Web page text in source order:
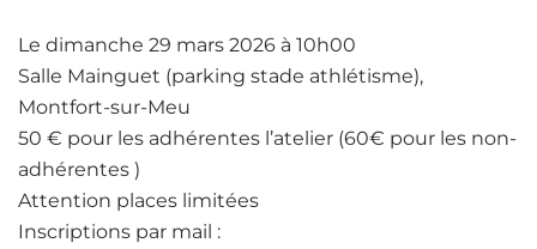
Le dimanche 29 mars 2026 à 10h00
Salle Mainguet (parking stade athlétisme),
Montfort-sur-Meu
50 € pour les adhérentes l’atelier (60€ pour les non-
adhérentes )
Attention places limitées
Inscriptions par mail :